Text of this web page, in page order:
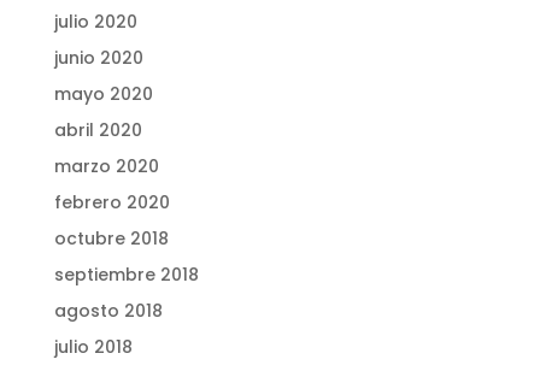
julio 2020
junio 2020
mayo 2020
abril 2020
marzo 2020
febrero 2020
octubre 2018
septiembre 2018
agosto 2018
julio 2018